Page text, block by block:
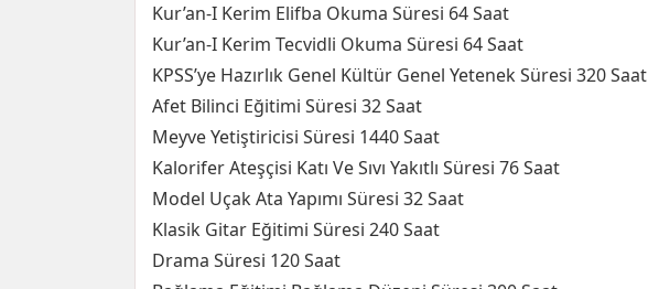
Kur’an-I Kerim Elifba Okuma Süresi 64 Saat
Kur’an-I Kerim Tecvidli Okuma Süresi 64 Saat
KPSS’ye Hazırlık Genel Kültür Genel Yetenek Süresi 320 Saat
Afet Bilinci Eğitimi Süresi 32 Saat
Meyve Yetiştiricisi Süresi 1440 Saat
Kalorifer Ateşçisi Katı Ve Sıvı Yakıtlı Süresi 76 Saat
Model Uçak Ata Yapımı Süresi 32 Saat
Klasik Gitar Eğitimi Süresi 240 Saat
Drama Süresi 120 Saat